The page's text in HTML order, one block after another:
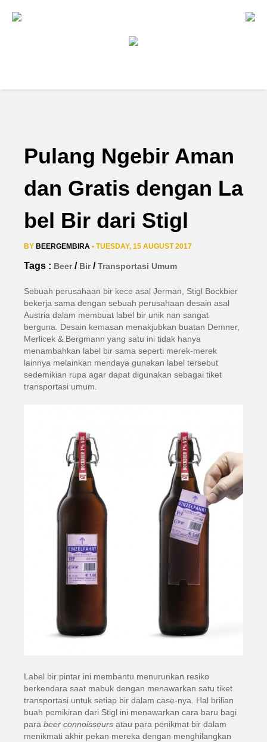
Pulang Ngebir Aman
dan Gratis dengan La
bel Bir dari Stigl
BY BEERGEMBIRA • TUESDAY, 15 AUGUST 2017
Tags : Beer/ Bir/Transportasi Umum
Sebuah perusahaan bir kece asal Jerman, Stigl Bockbier
bekerja sama dengan sebuah perusahaan desain asal
Austria dalam membuat label bir unik nan sangat
berguna. Desain kemasan menakjubkan buatan Demner,
Merlicek & Bergmann yang satu ini tidak hanya
menambahkan label bir sama seperti merek-merek
lainnya melainkan mendaya gunakan label tersebut
sedemikian rupa agar dapat digunakan sebagai tiket
transportasi umum.
Label bir pintar ini membantu menurunkan resiko
berkendara saat mabuk dengan menawarkan satu tiket
transportasi untuk setiap bir dalam case-nya. Hal brilian
buah pemikiran dari Stigl ini menawarkan cara baru bagi
para beer connoisseurs atau para penikmat bir dalam
menikmati akhir pekan mereka dengan menghilangkan